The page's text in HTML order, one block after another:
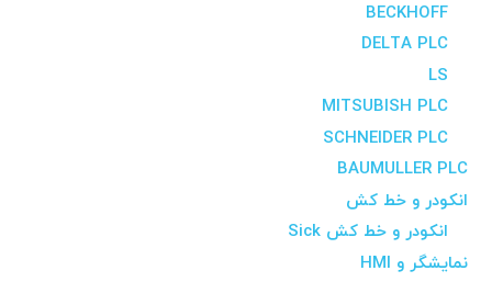
BECKHOFF
DELTA PLC
LS
MITSUBISH PLC
SCHNEIDER PLC
BAUMULLER PLC
انکودر و خط کش
انکودر و خط کش Sick
نمایشگر و HMI